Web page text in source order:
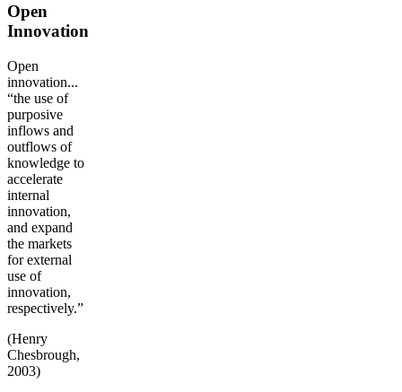
Open
Innovation
Open
innovation...
“the use of
purposive
inflows and
outflows of
knowledge to
accelerate
internal
innovation,
and expand
the markets
for external
use of
innovation,
respectively.”
(Henry
Chesbrough,
2003)